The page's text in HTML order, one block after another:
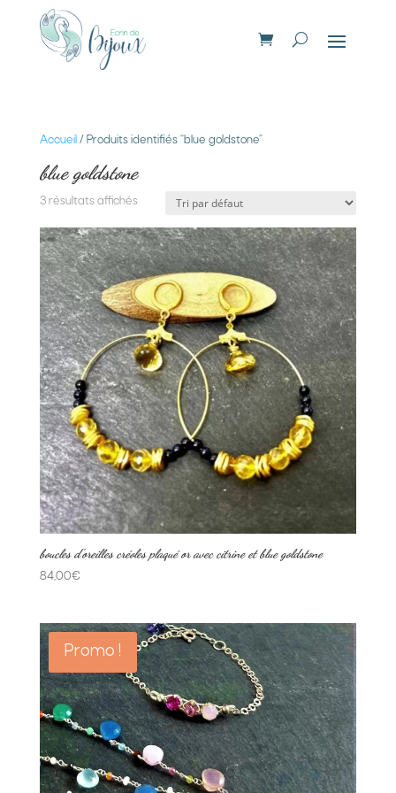
Accueil / Produits identifiés “blue goldstone”
blue goldstone
3 résultats affichés
boucles d’oreilles créoles plaqué or avec citrine et blue goldstone
84,00€
Promo !